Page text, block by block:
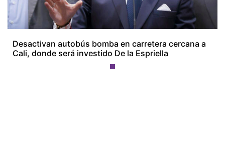
Desactivan autobús bomba en carretera cercana a
Cali, donde será investido De la Espriella